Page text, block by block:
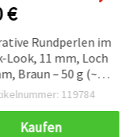
€
Rundperlen im
Look, 11 mm, Loch
Braun – 50 g (~55
Stk.)
119784
Kaufen